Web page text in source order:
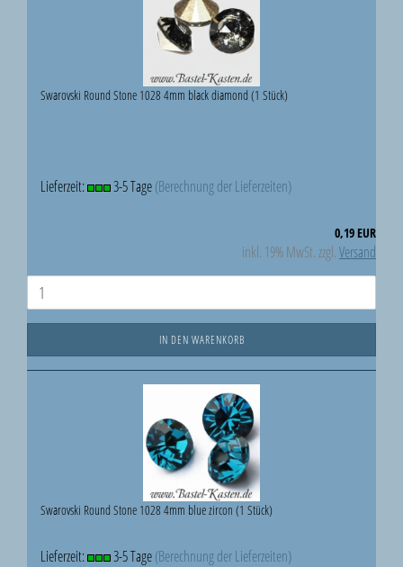
Swarovski Round Stone 1028 4mm black diamond (1 Stück)
Lieferzeit: 3-5 Tage(Berechnung der Lieferzeiten)
0,19 EUR
inkl. 19% MwSt. zzgl.Versand
IN DEN WARENKORB
Swarovski Round Stone 1028 4mm blue zircon (1 Stück)
Lieferzeit: 3-5 Tage(Berechnung der Lieferzeiten)